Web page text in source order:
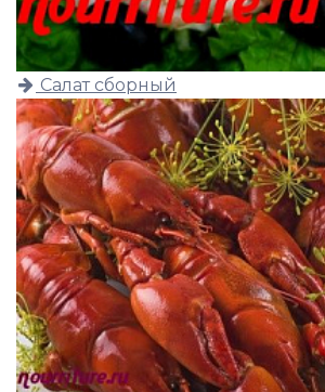
Салат сборный